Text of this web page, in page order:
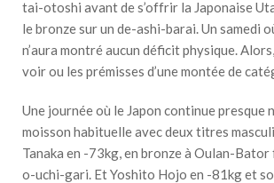
tai-otoshi avant de s’offrir la Japonaise
le bronze sur un de-ashi-barai. Un samedi
n’aura montré aucun déficit physique.
voir ou les prémisses d’une montée de
Une journée où le Japon continue presque
moisson habituelle avec deux titres
Tanaka en -73kg, en bronze à Oulan-
o-uchi-gari. Et Yoshito Hojo en -81kg et